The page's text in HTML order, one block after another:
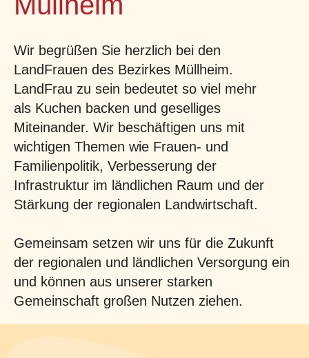
Wir begrüßen Sie herzlich bei den
LandFrauen des Bezirkes Müllheim.
LandFrau zu sein bedeutet so viel mehr
als Kuchen backen und geselliges
Miteinander. Wir beschäftigen uns mit
wichtigen Themen wie Frauen- und
Familienpolitik, Verbesserung der
Infrastruktur im ländlichen Raum und der
Stärkung der regionalen Landwirtschaft.
Gemeinsam setzen wir uns für die Zukunft
der regionalen und ländlichen Versorgung ein
und können aus unserer starken
Gemeinschaft großen Nutzen ziehen.